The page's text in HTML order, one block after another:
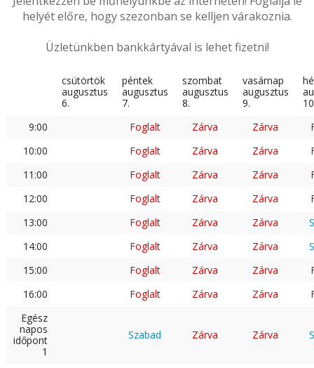
helyét előre, hogy szezonban se kelljen várakoznia.
Üzletünkben bankkártyával is lehet fizetni!
csütörtök
augusztus
6.
péntek
augusztus
7.
szombat
augusztus
8.
vasárnap
augusztus
9.
9:00
Foglalt Zárva Zárva
10:00
Foglalt Zárva Zárva
11:00
Foglalt Zárva Zárva
12:00
Foglalt Zárva Zárva
13:00
Foglalt Zárva Zárva
14:00
Foglalt Zárva Zárva
15:00
Foglalt Zárva Zárva
16:00
Foglalt Zárva Zárva
Egész
napos
időpont
1
Szabad Zárva Zárva